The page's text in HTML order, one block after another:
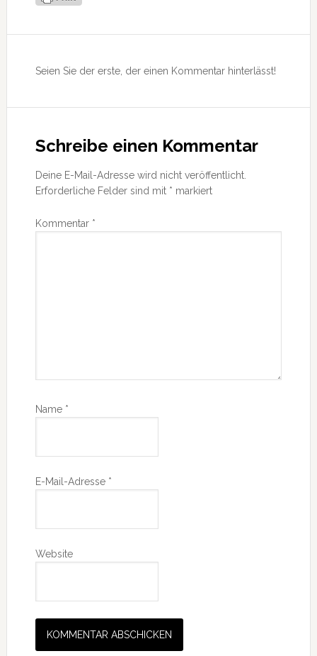
Interaktionen
Seien Sie der erste, der einen Kommentar hinterlässt!
Schreibe einen Kommentar
Deine E-Mail-Adresse wird nicht veröffentlicht.
Erforderliche Felder sind mit * markiert
Kommentar *
Name *
E-Mail-Adresse *
Website